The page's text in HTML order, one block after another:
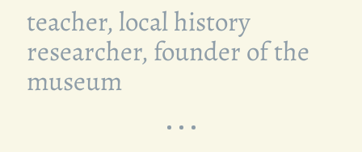
teacher, local history
researcher, founder of the
museum